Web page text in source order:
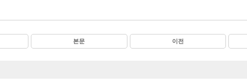
본문 이전